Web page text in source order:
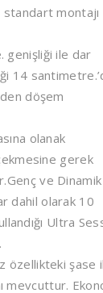
standart montajı
genişliği ile dar
14
döşem
olanak
gerek
ve Dinamik
dahil olarak 10
Ultra
özellikteki şase
mevcuttur.